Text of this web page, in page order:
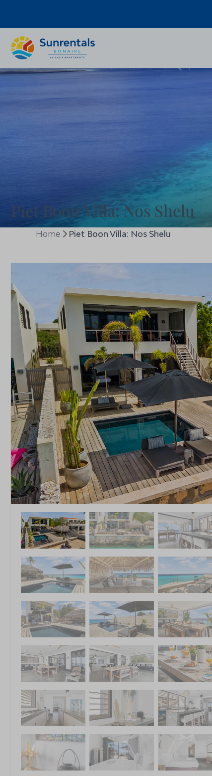
Piet Boon Villa: Nos Shelu
Home Piet Boon Villa: Nos Shelu